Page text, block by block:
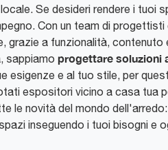
Se desideri rendere i tuoi
Con un team di
grazie a funzionalità,
sappiamo progettare soluzioni
e al tuo stile, per
espositori vicino a casa tua
le novità del mondo
inseguendo i tuoi bisogni e